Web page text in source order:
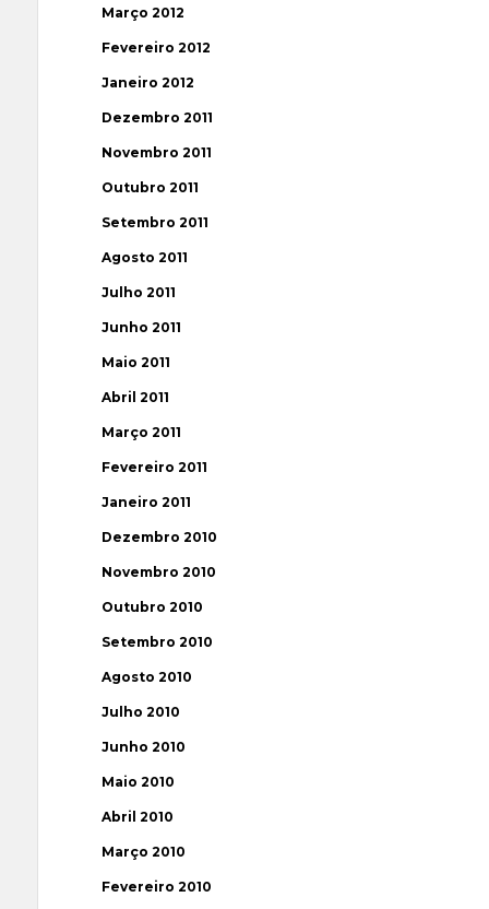
Março 2012
Fevereiro 2012
Janeiro 2012
Dezembro 2011
Novembro 2011
Outubro 2011
Setembro 2011
Agosto 2011
Julho 2011
Junho 2011
Maio 2011
Abril 2011
Março 2011
Fevereiro 2011
Janeiro 2011
Dezembro 2010
Novembro 2010
Outubro 2010
Setembro 2010
Agosto 2010
Julho 2010
Junho 2010
Maio 2010
Abril 2010
Março 2010
Fevereiro 2010